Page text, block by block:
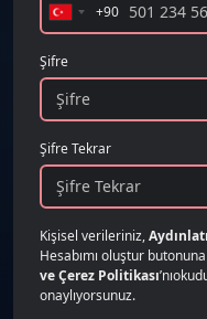
Turkey
+90
+90
Şifre
Şifre Tekrar
Kişisel verileriniz,
Hesabımı oluştur
ve Çerez Politikası
onaylıyorsunuz.